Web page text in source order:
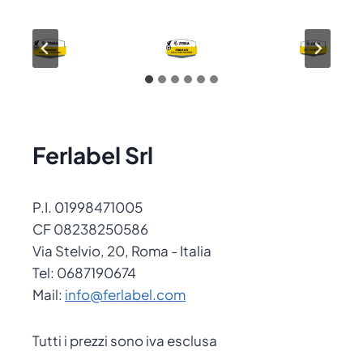
Ferlabel Srl
P.I. 01998471005
CF 08238250586
Via Stelvio, 20, Roma - Italia
Tel: 0687190674
Mail: info@ferlabel.com
Tutti i prezzi sono iva esclusa